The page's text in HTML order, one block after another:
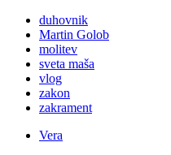
duhovnik
Martin Golob
molitev
sveta maša
vlog
zakon
zakrament
Vera